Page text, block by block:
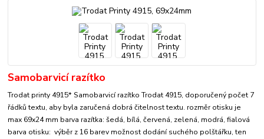
Samobarvicí razítko
Trodat printy 4915* Samobarvicí razítko Trodat 4915, doporučený počet 7
řádků textu, aby byla zaručená dobrá čitelnost textu. rozměr otisku je
max 69x24 mm barva razítka: šedá, bílá, červená, zelená, modrá, fialová
barva otisku: výběr z 16 barev možnost dodání suchého polštářku, ten